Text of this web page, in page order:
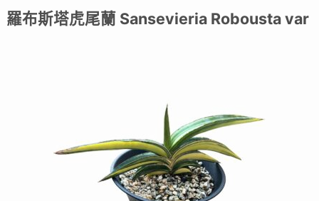
羅布斯塔虎尾蘭 Sansevieria Robousta var